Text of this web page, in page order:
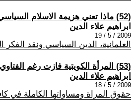
(52) ماذا تعني هزيمة الاسلام السياسي في الكويت
ابراهيم علاء الدين
2009 / 5 / 19
العلمانية، الدين السياسي ونقد الفكر
(53) المرأة الكويتية فازت رغم الفتاوي الرجعية
ابراهيم علاء الدين
2009 / 5 / 18
حقوق المراة ومساواتها الكاملة في